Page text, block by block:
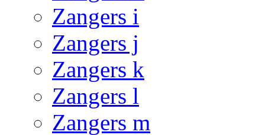
Zangers i
Zangers j
Zangers k
Zangers l
Zangers m